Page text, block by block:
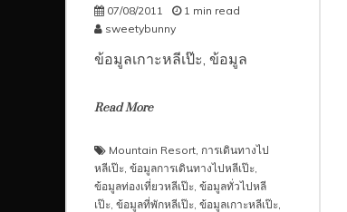
07/08/2011
1 min read
sweetybunny
ข้อมูลเกาะหลีเป๊ะ, ข้อมูล
Read More
Mountain Resort การเดินทางไป
หลีเป๊ะ ข้อมูลการเดินทางไปหลีเป๊ะ
ข้อมูลท่องเที่ยวหลีเป๊ะ ข้อมูลทั่วไปหลี
เป๊ะ ข้อมูลที่พักหลีเป๊ะ ข้อมูลเกาะหลีเป๊ะ